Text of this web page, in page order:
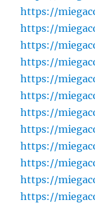
https://
https://
https://
https://
https://
https://
https://
https://
https://
https://
https://
https://